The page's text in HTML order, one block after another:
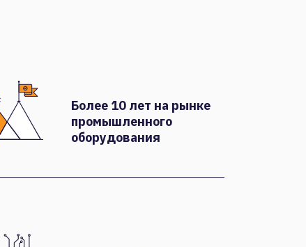
Более 10 лет на рынке
промышленного
оборудования